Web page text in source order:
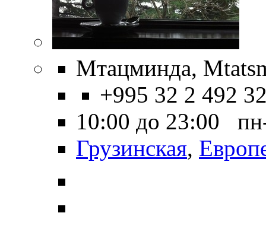
Мтацминда,
+995 32 2 492
10:00 до 23:00
Грузинская,